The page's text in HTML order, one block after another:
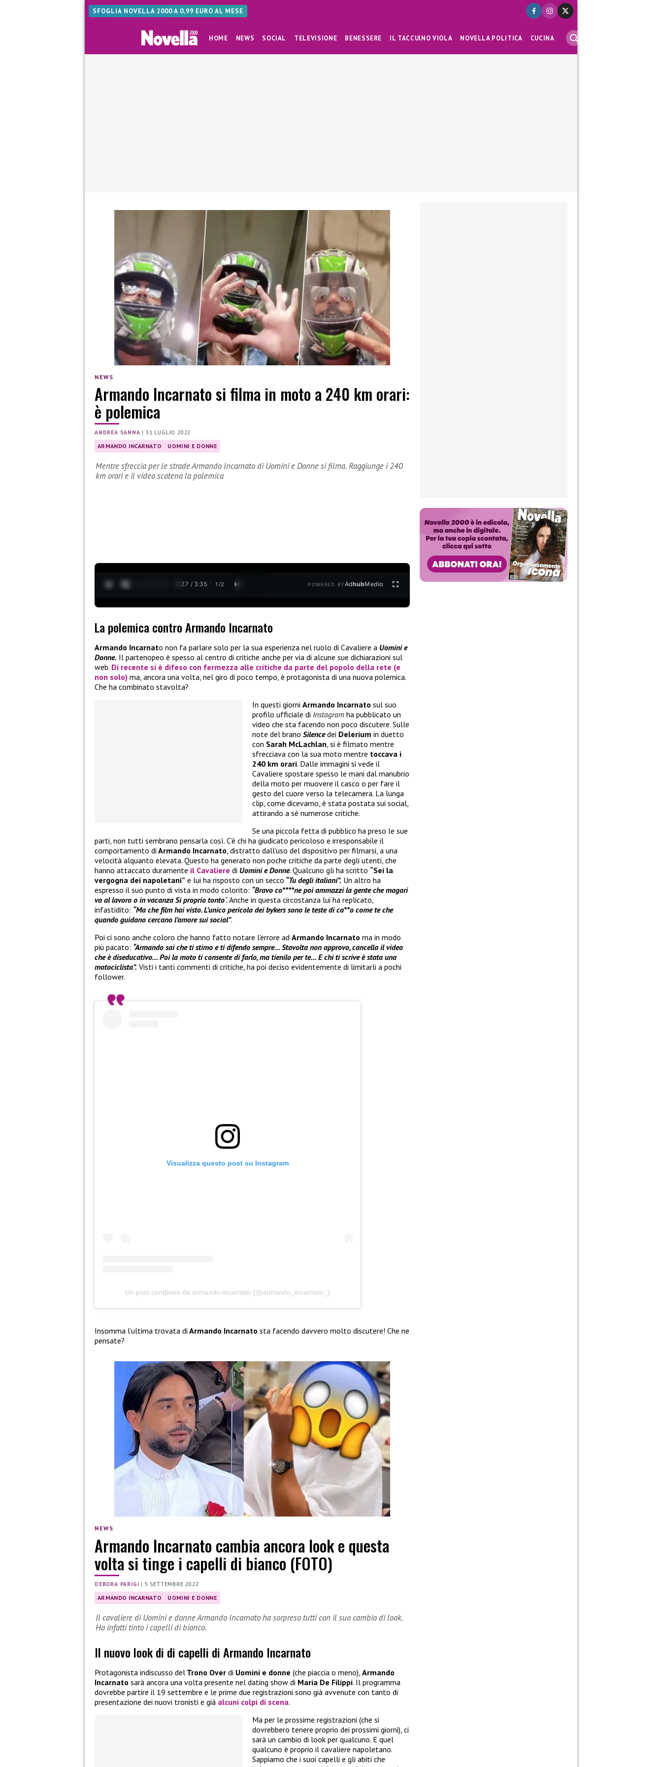
SFOGLIA NOVELLA 2000 A 0,99 EURO AL MESE
HOME NEWS SOCIAL TELEVISIONE BENESSERE IL TACCUINO VIOLA NOVELLA POLITICA CUCINA
NEWS
Armando Incarnato si filma in moto a 240 km orari:
è polemica
ANDREA SANNA |31 LUGLIO 2022
ARMANDO INCARNATO UOMINI E DONNE
Mentre sfreccia per le strade Armando Incarnato di Uomini e Donne si filma. Raggiunge i 240
km orari e il video scatena la polemica
0:28 / 3:35 1 /2 POWERED BYAdhubMedia
La polemica contro Armando Incarnato
Armando Incarnato non fa parlare solo per la sua esperienza nel ruolo di Cavaliere a Uomini e
Donne. Il partenopeo è spesso al centro di critiche anche per via di alcune sue dichiarazioni sul
web. Di recente si è difeso con fermezza alle critiche da parte del popolo della rete (e
non solo) ma, ancora una volta, nel giro di poco tempo, è protagonista di una nuova polemica.
Che ha combinato stavolta?
In questi giorni Armando Incarnato sul suo
profilo ufficiale di Instagram ha pubblicato un
video che sta facendo non poco discutere. Sulle
note del brano Silence dei Delerium in duetto
con Sarah McLachlan, si è filmato mentre
sfrecciava con la sua moto mentre toccava i
240 km orari. Dalle immagini si vede il
Cavaliere spostare spesso le mani dal manubrio
della moto per muovere il casco o per fare il
gesto del cuore verso la telecamera. La lunga
clip, come dicevamo, è stata postata sui social,
attirando a sé numerose critiche.
Se una piccola fetta di pubblico ha preso le sue
parti, non tutti sembrano pensarla così. C’è chi ha giudicato pericoloso e irresponsabile il
comportamento di Armando Incarnato, distratto dall’uso del dispositivo per filmarsi, a una
velocità alquanto elevata. Questo ha generato non poche critiche da parte degli utenti, che
hanno attaccato duramente il Cavaliere di Uomini e Donne. Qualcuno gli ha scritto “Sei la
vergogna dei napoletani” e lui ha risposto con un secco “Tu degli italiani”. Un altro ha
espresso il suo punto di vista in modo colorito: “Bravo co****ne poi ammazzi la gente che magari
va al lavoro o in vacanza Si proprio tonto“.Anche in questa circostanza lui ha replicato,
infastidito: “Ma che film hai visto. L’unico pericolo dei bykers sono le teste di ca**o come te che
quando guidano cercano l’amore sui social”.
Poi ci sono anche coloro che hanno fatto notare l’errore ad Armando Incarnato ma in modo
più pacato: “Armando sai che ti stimo e ti difendo sempre… Stavolta non approvo, cancella il video
che è diseducativo… Poi la moto ti consente di farlo, ma tienilo per te… E chi ti scrive è stata una
motociclista”. Visti i tanti commenti di critiche, ha poi deciso evidentemente di limitarli a pochi
follower.
Visualizza questo post su Instagram
Un post condiviso da armando incarnato (@armando_incarnato_)
Insomma l’ultima trovata di Armando Incarnato sta facendo davvero molto discutere! Che ne
pensate?
NEWS
Armando Incarnato cambia ancora look e questa
volta si tinge i capelli di bianco (FOTO)
DEBORA PARIGI | 5 SETTEMBRE 2022
ARMANDO INCARNATO UOMINI E DONNE
Il cavaliere di Uomini e donne Armando Incarnato ha sorpreso tutti con il suo cambio di look.
Ha infatti tinto i capelli di bianco.
Il nuovo look di di capelli di Armando Incarnato
Protagonista indiscusso del Trono Over di Uomini e donne (che piaccia o meno), Armando
Incarnato sarà ancora una volta presente nel dating show di Maria De Filippi. Il programma
dovrebbe partire il 19 settembre e le prime due registrazioni sono già avvenute con tanto di
presentazione dei nuovi tronisti e già alcuni colpi di scena.
Ma per le prossime registrazioni (che si
dovrebbero tenere proprio dei prossimi giorni), ci
sarà un cambio di look per qualcuno. E quel
qualcuno è proprio il cavaliere napoletano.
Sappiamo che i suoi capelli e gli abiti che